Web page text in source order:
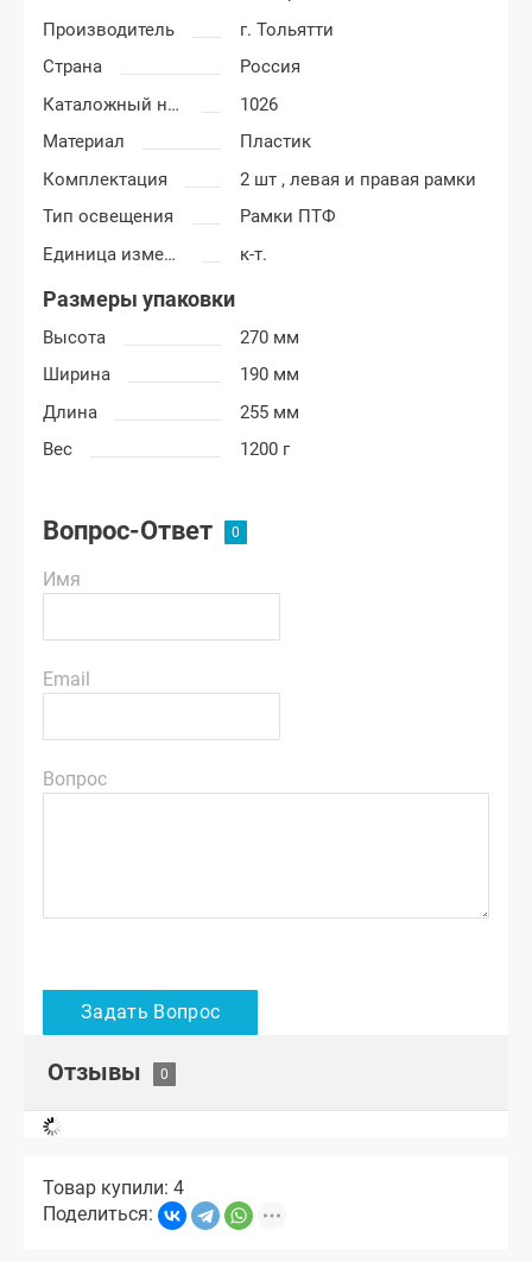
Производитель
г. Тольятти
Страна
Россия
Каталожный номер
1026
Материал
Пластик
Комплектация
2 шт , левая и правая рамки
Тип освещения
Рамки ПТФ
Единица измерения
к-т.
Размеры упаковки
Высота
270 мм
Ширина
190 мм
Длина
255 мм
Вес
1200 г
Вопрос-Ответ
Имя
Email
Вопрос
Отзывы
Товар купили: 4
Поделиться: